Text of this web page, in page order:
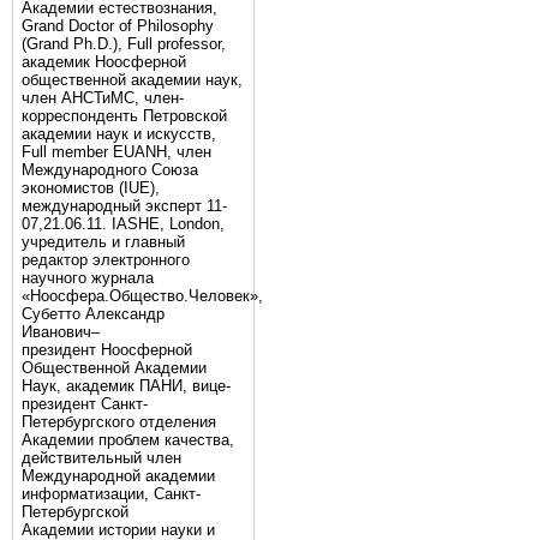
Академии естествознания,
Grand Doctor of Philosophy
(Grand Ph.D.), Full professor,
академик Ноосферной
общественной академии наук,
член АНСТиМС, член-
корреспонденть Петровской
академии наук и искусств,
Full member EUANH, член
Международного Союза
экономистов (IUE),
международный эксперт 11-
07,21.06.11. IASHE, London,
учредитель и главный
редактор электронного
научного журнала
«Ноосфера.Общество.Человек»,
Субетто Александр
Иванович–
президент Ноосферной
Общественной Академии
Наук, академик ПАНИ, вице-
президент Санкт-
Петербургского отделения
Академии проблем качества,
действительный член
Международной академии
информатизации, Санкт-
Петербургской
Академии истории науки и